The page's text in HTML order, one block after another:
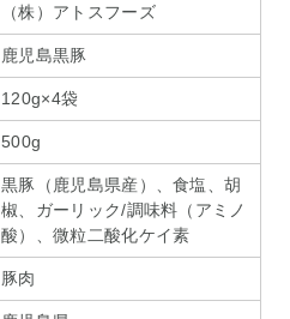
（株）アトスフーズ
鹿児島黒豚
120g×4袋
500g
黒豚（鹿児島県産）、食塩、胡
椒、ガーリック/調味料（アミノ
酸）、微粒二酸化ケイ素
豚肉